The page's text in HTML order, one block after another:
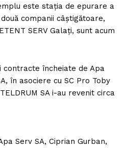
este stația de epurare a
companii câștigătoare,
SERV Galați, sunt acum
încheiate de Apa
în asociere cu SC Pro Toby
SA i-au revenit circa
Serv SA, Ciprian Gurban,